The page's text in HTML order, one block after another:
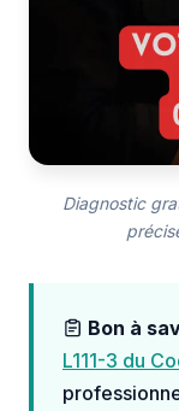
Diagnostic
Bon à
L111-3 du